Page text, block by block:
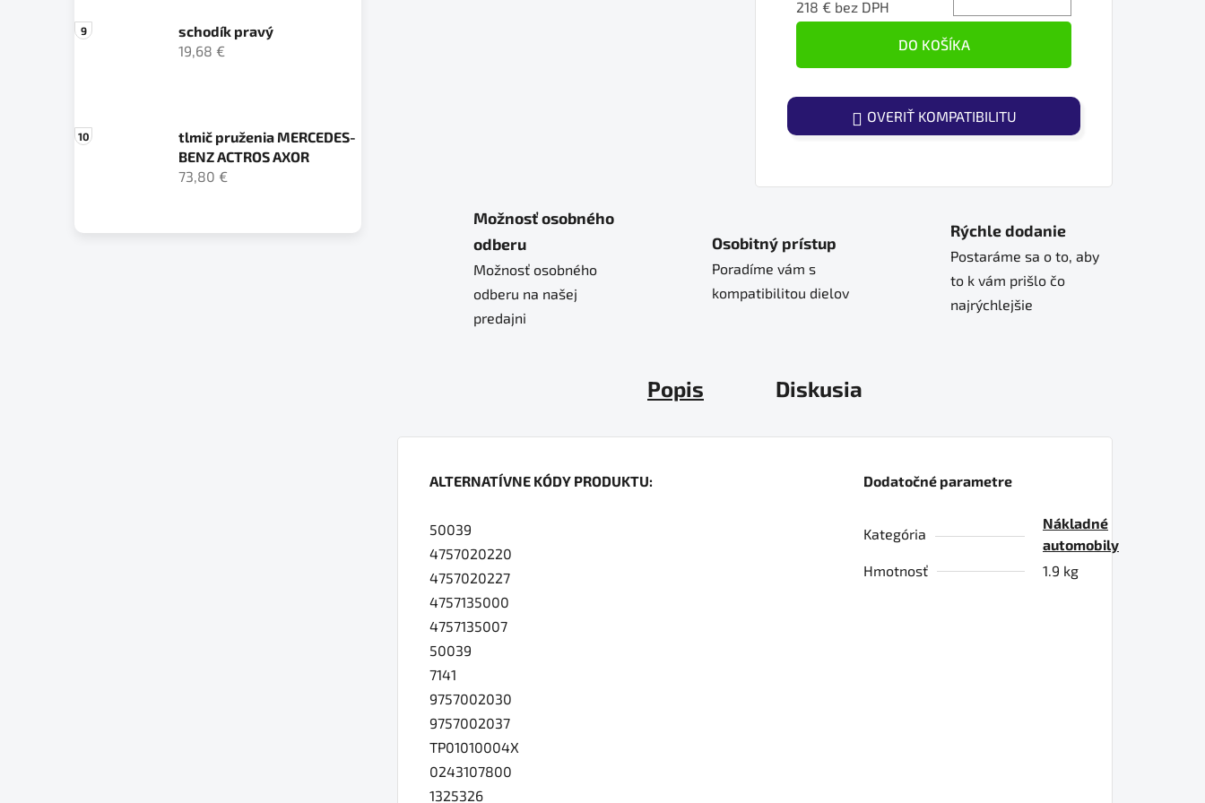
schodík pravý
19,68 €
tlmič pruženia MERCEDES-
BENZ ACTROS AXOR
73,80 €
218 € bez DPH
DO KOŠÍKA
OVERIŤ KOMPATIBILITU
Možnosť osobného
odberu
Možnosť osobného
odberu na našej
predajni
Osobitný prístup
Poradíme vám s
kompatibilitou dielov
Rýchle dodanie
Postaráme sa o to, aby
to k vám prišlo čo
najrýchlejšie
Popis Diskusia
ALTERNATÍVNE KÓDY PRODUKTU:
50039
4757020220
4757020227
4757135000
4757135007
50039
7141
9757002030
9757002037
TP01010004X
0243107800
1325326
Dodatočné parametre
Kategória
Nákladné
automobily
Hmotnosť
1.9 kg